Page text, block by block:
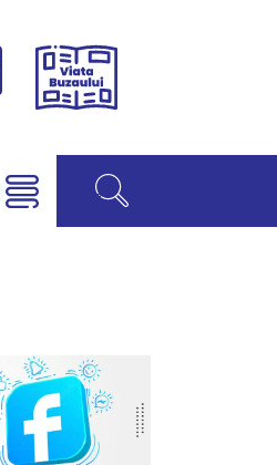
Campus
Viața